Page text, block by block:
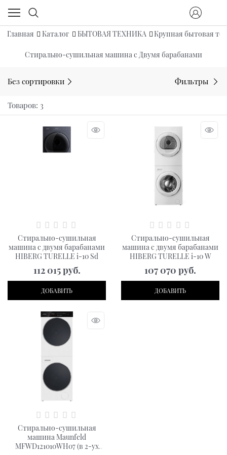
Главная Каталог БЫТОВАЯ ТЕХНИКА Крупная бытовая
Стирально-сушильная машина с Двумя барабанами
Без сортировки Фильтры
Товаров: 3
Стирально-сушильная
машина с двумя барабанами
HIBERG TURELLE i-10 Sd
112 015 руб.
ДОБАВИТЬ
Стирально-сушильная
машина с двумя барабанами
HIBERG TURELLE i-10 W
107 070 руб.
ДОБАВИТЬ
Стирально-сушильная
машина Maunfeld
MFWD121010WH07 (в 2-ух